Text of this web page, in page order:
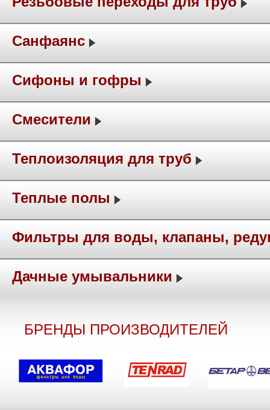
Санфаянс
Сифоны и гофры
Смесители
Теплоизоляция для труб
Теплые полы
Фильтры для воды, клапаны,
Дачные умывальники
БРЕНДЫ ПРОИЗВОДИТЕЛЕЙ